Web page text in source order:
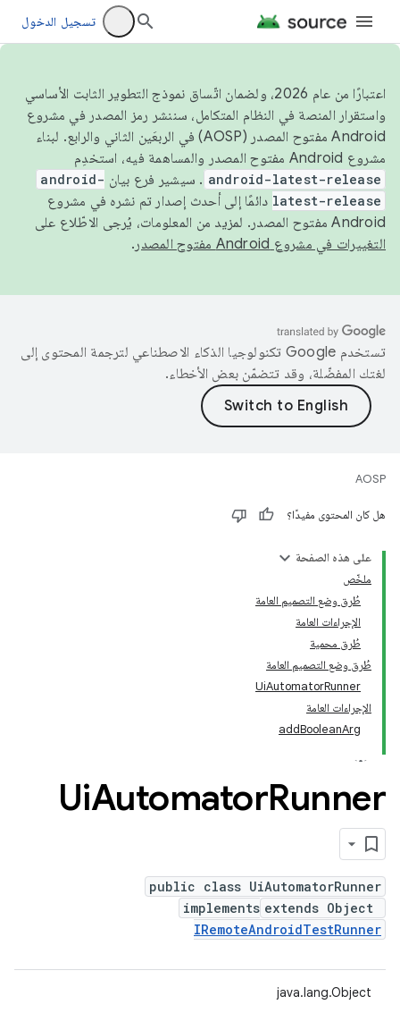
تسجيل الدخول
اعتبارًا من عام 2026، ولضمان اتّساق نموذج التطوير الثابت الأساسي
واستقرار المنصة في النظام المتكامل، سننشر رمز المصدر في مشروع
Android مفتوح المصدر (AOSP) في الربعَين الثاني والرابع. لبناء
مشروع Android مفتوح المصدر والمساهمة فيه، استخدِم
android-latest-release . سيشير فرع بيان android-
latest-release دائمًا إلى أحدث إصدار تم نشره في مشروع
Android مفتوح المصدر. لمزيد من المعلومات، يُرجى الاطّلاع على
التغييرات في مشروع Android مفتوح المصدر
.
تستخدم Google تكنولوجيا الذكاء الاصطناعي لترجمة المحتوى إلى
لغتك المفضّلة، وقد تتضمّن بعض الأخطاء.
AOSP
هل كان المحتوى مفيدًا؟
على هذه الصفحة
ملخّص
طُرق وضع التصميم العامة
الإجراءات العامة
طُرق محمية
طُرق وضع التصميم العامة
UiAutomatorRunner
الإجراءات العامة
addBooleanArg
UiAutomatorRunner
public class UiAutomatorRunner
extends Object
implements
IRemoteAndroidTestRunner
java.lang.Object